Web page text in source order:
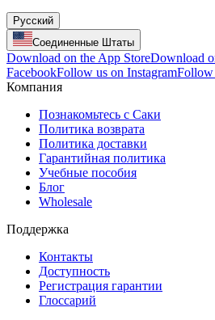
Русский
Соединенные Штаты
Download on the App StoreDownload
FacebookFollow us on InstagramFollow
Компания
Познакомьтесь с Саки
Политика возврата
Политика доставки
Гарантийная политика
Учебные пособия
Блог
Wholesale
Поддержка
Контакты
Доступность
Регистрация гарантии
Глоссарий